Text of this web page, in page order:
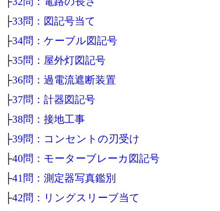
├33問：図記号当て
├34問：ケーブル図記号
├35問：屋外灯図記号
├36問：過電流遮断装置
├37問：計器図記号
├38問：接地工事
├39問：コンセントの刃受け
├40問：モーターブレーカ図記号
├41問：測定器写真鑑別
├42問：リングスリーブ当て